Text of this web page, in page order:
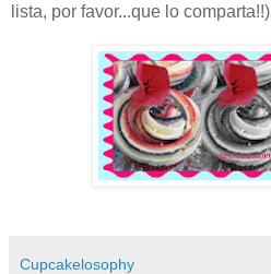
lista, por favor...que lo comparta!!)
Cupcakelosophy